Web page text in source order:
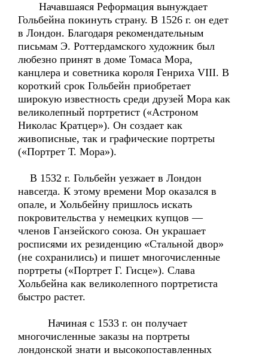
Начавшаяся Реформация вынуждает
Гольбейна покинуть страну. В 1526 г. он едет
в Лондон. Благодаря рекомендательным
письмам Э. Роттердамского художник был
любезно принят в доме Томаса Мора,
канцлера и советника короля Генриха VIII. В
короткий срок Гольбейн приобретает
широкую известность среди друзей Мора как
великолепный портретист («Астроном
Николас Кратцер»). Он создает как
живописные, так и графические портреты
(«Портрет Т. Мора»).
В 1532 г. Гольбейн уезжает в Лондон
навсегда. К этому времени Мор оказался в
опале, и Хольбейну пришлось искать
покровительства у немецких купцов —
членов Ганзейского союза. Он украшает
росписями их резиденцию «Стальной двор»
(не сохранились) и пишет многочисленные
портреты («Портрет Г. Гисце»). Слава
Хольбейна как великолепного портретиста
быстро растет.
Начиная с 1533 г. он получает
многочисленные заказы на портреты
лондонской знати и высокопоставленных